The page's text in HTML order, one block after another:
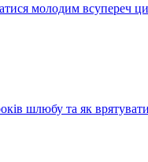
молодим всупереч
шлюбу та як